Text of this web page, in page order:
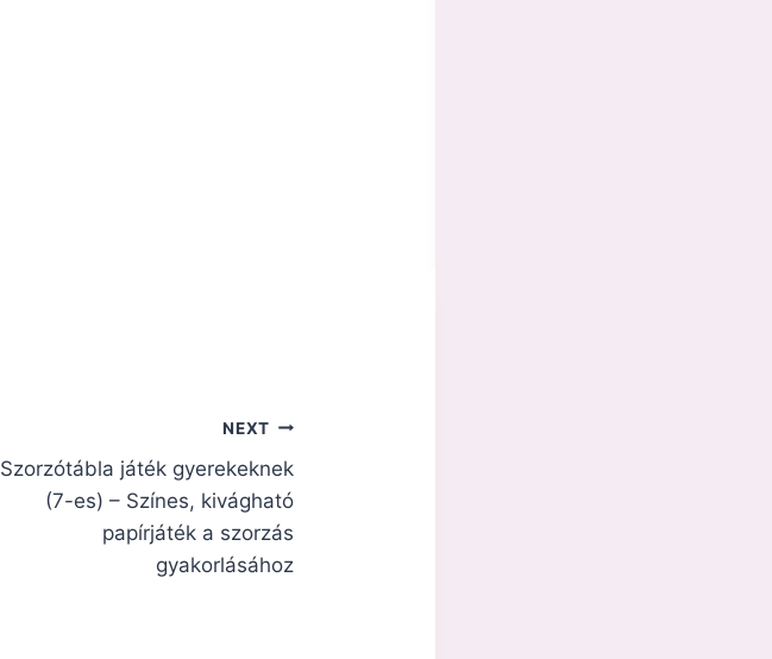
NEXT
Szorzótábla játék gyerekeknek
(7-es) – Színes, kivágható
papírjáték a szorzás
gyakorlásához